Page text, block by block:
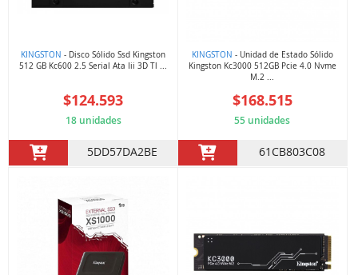
KINGSTON - Disco Sólido Ssd Kingston
512 GB Kc600 2.5 Serial Ata Iii 3D Tl ...
$124.593
18 unidades
5DD57DA2BE
KINGSTON - Unidad de Estado Sólido
Kingston Kc3000 512GB Pcie 4.0 Nvme
M.2 ...
$168.515
55 unidades
61CB803C08